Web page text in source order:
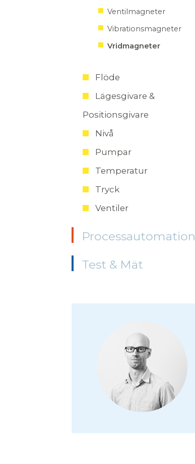
Ventilmagneter
Vibrationsmagneter
Vridmagneter
Flöde
Lägesgivare &
Positionsgivare
Nivå
Pumpar
Temperatur
Tryck
Ventiler
Processautomation
Test & Mät